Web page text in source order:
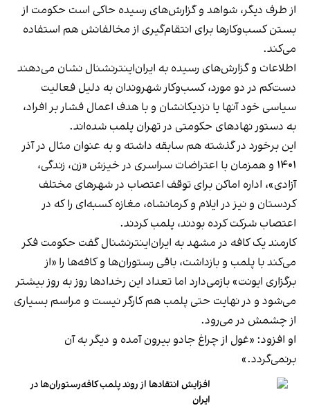
از طرف دیگر، شواهد و گزارش‌های رسیده حاکی است حکومت از
بستن کسب‌وکارها برای انتقام‌گیری از مخالفانش هم استفاده
می‌کند.
اطلاعات و گزارش‌های رسیده به ایران‌اینترنشنال نشان می‌دهند
دست‌کم در دو مورد، کسب‌وکار شهروندان به دلیل فعالیت
سیاسی خود آنها یا نزدیکانشان و با هدف اعمال فشار بر افراد،
به دستور نهادهای حکومتی در تهران پلمب شده‌اند.
این برخورد در گذشته هم سابقه داشته و به عنوان مثال در آذر
۱۴۰۱ و همزمان با اعتراضات سراسری در خیزش «زن، زندگی،
آزادی»، اداره اماکن برای توقف اعتصاب در شهرهای مختلف
کردستان و نیز در ایلام و کرمانشاه، مغازه کسبه‌ای را که در
اعتصاب شرکت کرده بودند، پلمب کردند.
کارمند یک کافه در مشهد به ایران‌اینترنشنال گفت حکومت فکر
می‌کند با پلمب و بازداشت، باقی رستوران‌ها و کافه‌ها را «از
برگزاری ایونت» بازمی‌دارد اما تعداد این رخدادها روز به روز بیشتر
می‌شود و در نهایت حتی پلمب هم کارگر نیست و مراسم بسیاری
از چشمش در می‌رود.
او افزود: «غول از چراغ جادو بیرون آمده و دیگر به آن
برنمی‎‌گردد.»
افزایش انتقادها از روند پلمب کافه‌رستوران‌ها در
ایران